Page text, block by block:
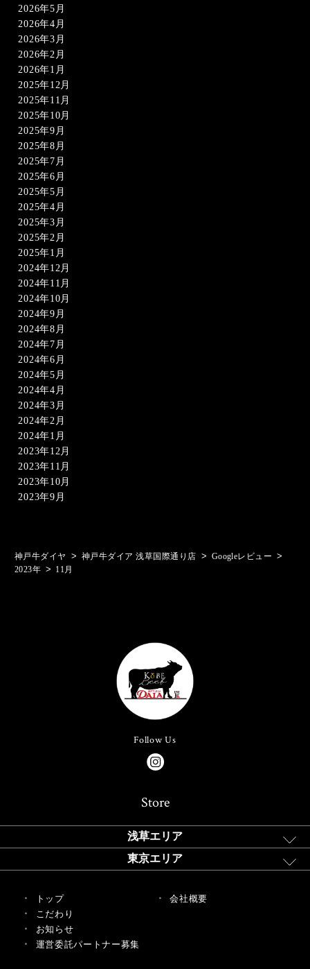
2026年5月
2026年4月
2026年3月
2026年2月
2026年1月
2025年12月
2025年11月
2025年10月
2025年9月
2025年8月
2025年7月
2025年6月
2025年5月
2025年4月
2025年3月
2025年2月
2025年1月
2024年12月
2024年11月
2024年10月
2024年9月
2024年8月
2024年7月
2024年6月
2024年5月
2024年4月
2024年3月
2024年2月
2024年1月
2023年12月
2023年11月
2023年10月
2023年9月
神戸牛ダイヤ > 神戸牛ダイア 浅草国際通り店 > Googleレビュー >
2023年 > 11月
Follow Us
Store
浅草エリア
東京エリア
トップ
こだわり
お知らせ
運営委託パートナー募集
会社概要